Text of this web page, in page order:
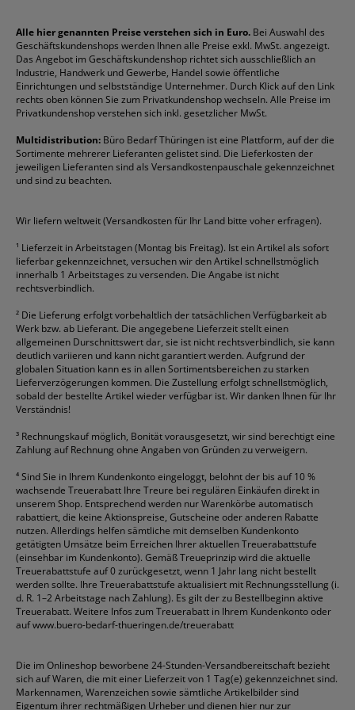
Reklamation / Retouren
Vertrag widerrufen (Privatkunden)
Rabatte & Aktionen
Briefumschläge
Druckerpatronen
Etiketten
Fineliner
Folienschreiber
Formulare
Gelschreiber
Geschäftsbücher
Klemmmappen
Kopierpapier
Korrekturmittel
Kugelschreiber
Mappen
Ordner
Packband
Permanentmarker
Taschenrechner
Textmarker
Tintenroller
Tintenpatronen
Toilettenpapier
Toner
Versandmaterial
Versandtaschen
Durable
DYMO
Edding
Esselte
Faber-Castell
Fellowes
Franken
Fripa
HP
Pentel
Pelikan
Pilot
Pritt
Schneider
Stabilo
Staedtler
alle Marken anzeigen
Alle hier genannten Preise verstehen sich in Euro. Bei Auswahl des
Geschäftskundenshops werden Ihnen alle Preise exkl. MwSt. angezeigt.
Das Angebot im Geschäftskundenshop richtet sich ausschließlich an
Industrie, Handwerk und Gewerbe, Handel sowie öffentliche
Einrichtungen und selbstständige Unternehmer. Durch Klick auf den Link
rechts oben können Sie zum Privatkundenshop wechseln. Alle Preise im
Privatkundenshop verstehen sich inkl. gesetzlicher MwSt.
Multidistribution: Büro Bedarf Thüringen ist eine Plattform, auf der die
Sortimente mehrerer Lieferanten gelistet sind. Die Lieferkosten der
jeweiligen Lieferanten sind als Versandkostenpauschale gekennzeichnet
und sind zu beachten.
Wir liefern weltweit (Versandkosten für Ihr Land bitte voher erfragen).
¹ Lieferzeit in Arbeitstagen (Montag bis Freitag). Ist ein Artikel als sofort
lieferbar gekennzeichnet, versuchen wir den Artikel schnellstmöglich
innerhalb 1 Arbeitstages zu versenden. Die Angabe ist nicht
rechtsverbindlich.
² Die Lieferung erfolgt vorbehaltlich der tatsächlichen Verfügbarkeit ab
Werk bzw. ab Lieferant. Die angegebene Lieferzeit stellt einen
allgemeinen Durschnittswert dar, sie ist nicht rechtsverbindlich, sie kann
deutlich variieren und kann nicht garantiert werden. Aufgrund der
globalen Situation kann es in allen Sortimentsbereichen zu starken
Lieferverzögerungen kommen. Die Zustellung erfolgt schnellstmöglich,
sobald der bestellte Artikel wieder verfügbar ist. Wir danken Ihnen für Ihr
Verständnis!
³ Rechnungskauf möglich, Bonität vorausgesetzt, wir sind berechtigt eine
Zahlung auf Rechnung ohne Angaben von Gründen zu verweigern.
⁴Sind Sie in Ihrem Kundenkonto eingeloggt, belohnt der bis auf 10 %
wachsende Treuerabatt Ihre Treure bei regulären Einkäufen direkt in
unserem Shop. Entsprechend werden nur Warenkörbe automatisch
rabattiert, die keine Aktionspreise, Gutscheine oder anderen Rabatte
nutzen. Allerdings helfen sämtliche mit demselben Kundenkonto
getätigten Umsätze beim Erreichen Ihrer aktuellen Treuerabattstufe
(einsehbar im Kundenkonto). Gemäß Treueprinzip wird die aktuelle
Treuerabattstufe auf 0 zurückgesetzt, wenn 1 Jahr lang nicht bestellt
werden sollte. Ihre Treuerabattstufe aktualisiert mit Rechnungsstellung (i.
d. R. 1–2 Arbeitstage nach Zahlung). Es gilt der zu Bestellbeginn aktive
Treuerabatt. Weitere Infos zum Treuerabatt in Ihrem Kundenkonto oder
aufwww.buero-bedarf-thueringen.de/treuerabatt
Die im Onlineshop beworbene 24-Stunden-Versandbereitschaft bezieht
sich auf Waren, die mit einer Lieferzeit von 1 Tag(e) gekennzeichnet sind.
Markennamen, Warenzeichen sowie sämtliche Artikelbilder sind
Eigentum ihrer rechtmäßigen Urheber und dienen hier nur zur